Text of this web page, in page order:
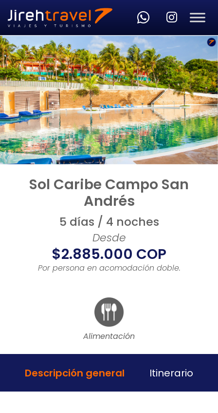
Sol Caribe Campo San
Andrés
5 días / 4 noches
Desde
$2.885.000 COP
Por persona en acomodación doble.
Alimentación
Descripción general Itinerario